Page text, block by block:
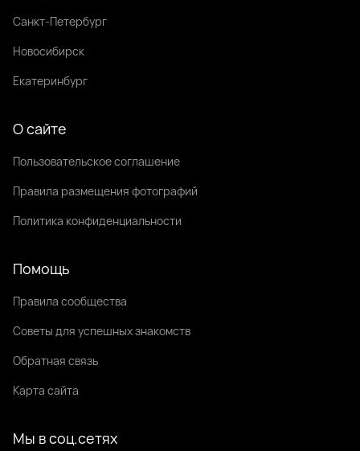
Санкт-Петербург
Новосибирск
Екатеринбург
О сайте
Пользовательское соглашение
Правила размещения фотографий
Политика конфиденциальности
Помощь
Правила сообщества
Советы для успешных знакомств
Обратная связь
Карта сайта
Мы в соц.сетях